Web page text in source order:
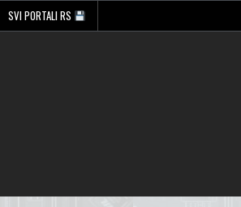
SVI PORTALI RS